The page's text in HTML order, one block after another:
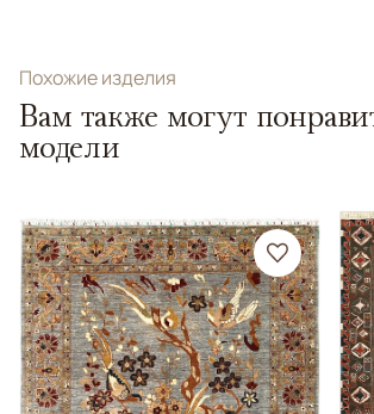
Похожие изделия
Вам также могут
модели